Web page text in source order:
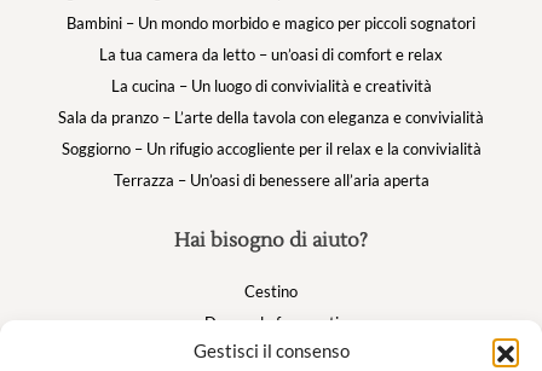
Gestisci il consenso
Hai bisogno di aiuto?
Cestino
Domande frequenti
Il mio account
Bambini – Un mondo morbido e magico per piccoli sognatori
La tua camera da letto – un’oasi di comfort e relax
La cucina – Un luogo di convivialità e creatività
Sala da pranzo – L’arte della tavola con eleganza e convivialità
Soggiorno – Un rifugio accogliente per il relax e la convivialità
Terrazza – Un’oasi di benessere all’aria aperta